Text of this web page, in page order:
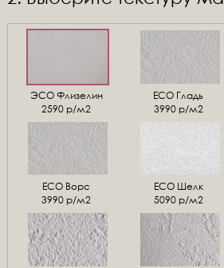
ЭСО Флизелин
2590 р/м2
ЕСО Гладь
3990 р/м2
ЕСО Ворс
3990 р/м2
ЕСО Шелк
5090 р/м2